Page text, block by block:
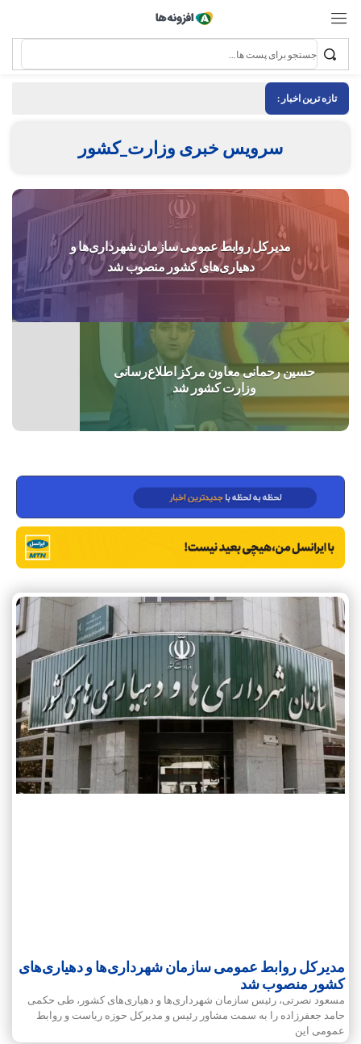
تازه ترین اخبار :
سرویس خبری وزارت_کشور
مدیرکل روابط عمومی سازمان شهرداری‌ها و
دهیاری‌های کشور منصوب شد
حسین رحمانی معاون مرکز اطلاع‌رسانی
وزارت کشور شد
مدیرکل روابط عمومی سازمان شهرداری‌ها و دهیاری‌های
کشور منصوب شد
مسعود نصرتی، رئیس سازمان شهرداری‌ها و دهیاری‌های کشور، طی حکمی
حامد جعفرزاده را به سمت مشاور رئیس و مدیرکل حوزه ریاست و روابط
‌عمومی این